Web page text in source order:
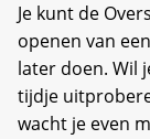
Je kunt de
openen van
later doen. Wil
tijdje
wacht je even